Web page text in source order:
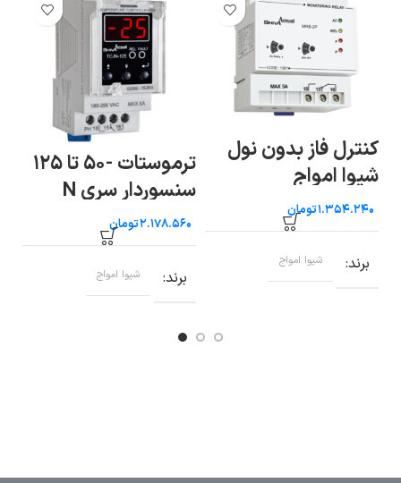
ترموستات -۵۰ تا ۱۲۵
شیوا امواج
تومان
برند
ساعت فرمان ماهانه
دیجیتال شیوا امواج
تومان